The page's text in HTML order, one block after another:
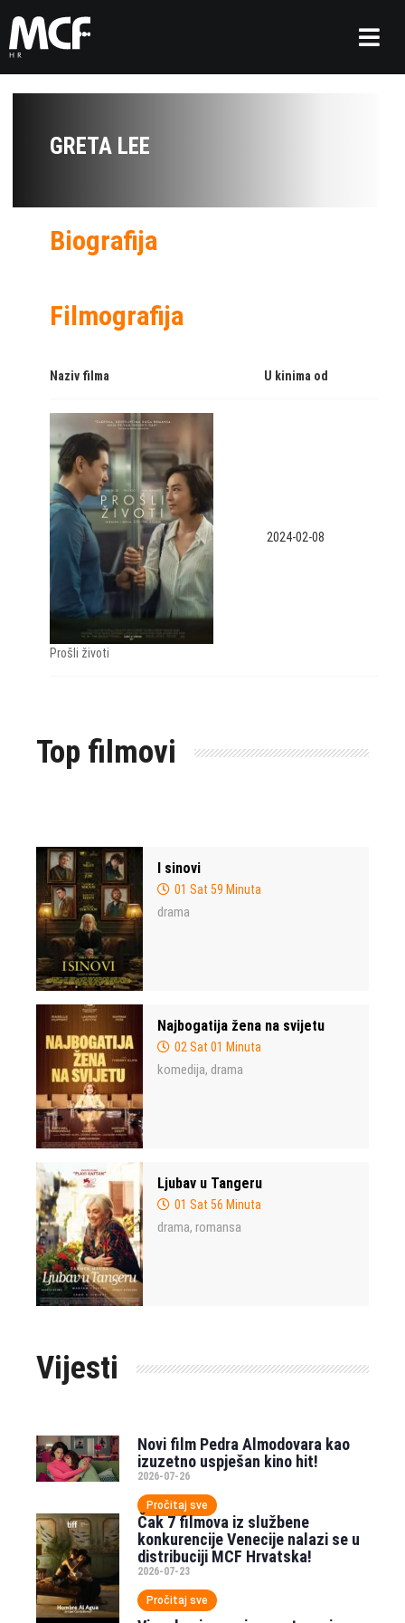
GRETA LEE
Biografija
Filmografija
Naziv filma U kinima od
Prošli životi
2024-02-08
Top filmovi
I sinovi
01 Sat 59 Minuta
drama
Najbogatija žena na svijetu
02 Sat 01 Minuta
komedija, drama
Ljubav u Tangeru
01 Sat 56 Minuta
drama, romansa
Vijesti
Novi film Pedra Almodovara kao
izuzetno uspješan kino hit!
2026-07-26
Pročitaj sve
Čak 7 filmova iz službene
konkurencije Venecije nalazi se u
distribuciji MCF Hrvatska!
2026-07-23
Pročitaj sve